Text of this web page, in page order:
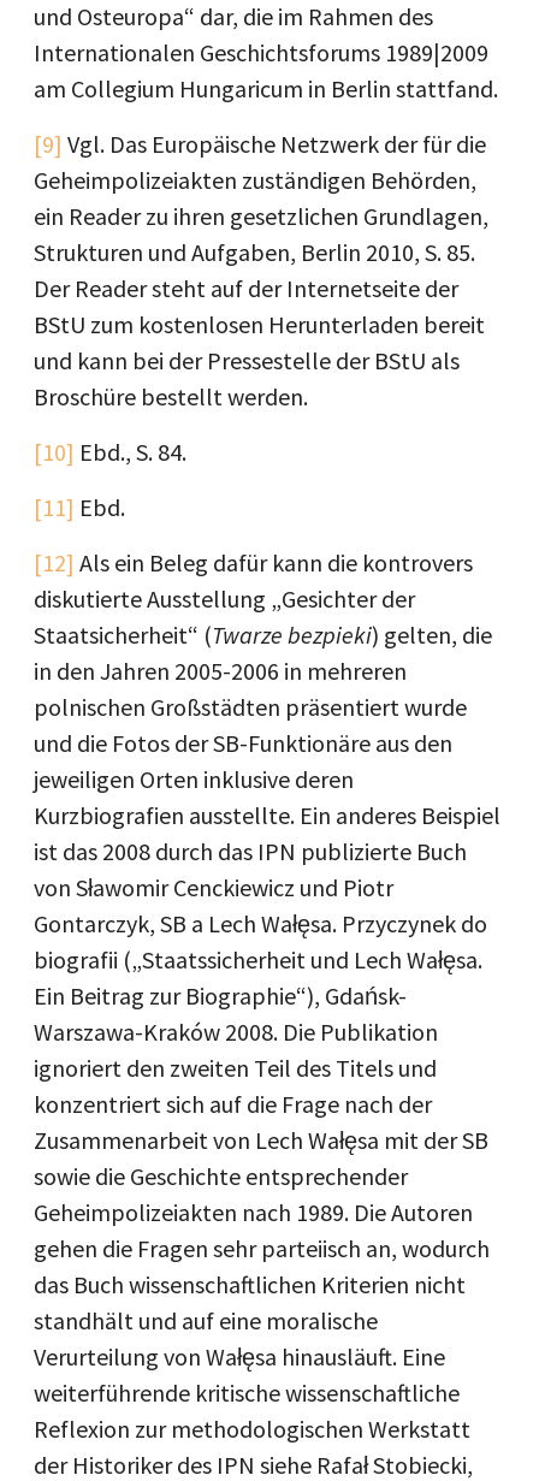
und Osteuropa“ dar, die im Rahmen des
Internationalen Geschichtsforums 1989|2009
am Collegium Hungaricum in Berlin stattfand.
[9] Vgl. Das Europäische Netzwerk der für die
Geheimpolizeiakten zuständigen Behörden,
ein Reader zu ihren gesetzlichen Grundlagen,
Strukturen und Aufgaben, Berlin 2010, S. 85.
Der Reader steht auf der Internetseite der
BStU zum kostenlosen Herunterladen bereit
und kann bei der Pressestelle der BStU als
Broschüre bestellt werden.
[10] Ebd., S. 84.
[11] Ebd.
[12] Als ein Beleg dafür kann die kontrovers
diskutierte Ausstellung „Gesichter der
Staatsicherheit“ (Twarze bezpieki) gelten, die
in den Jahren 2005-2006 in mehreren
polnischen Großstädten präsentiert wurde
und die Fotos der SB-Funktionäre aus den
jeweiligen Orten inklusive deren
Kurzbiografien ausstellte. Ein anderes Beispiel
ist das 2008 durch das IPN publizierte Buch
von Sławomir Cenckiewicz und Piotr
Gontarczyk, SB a Lech Wałęsa. Przyczynek do
biografii („Staatssicherheit und Lech Wałęsa.
Ein Beitrag zur Biographie“), Gdańsk-
Warszawa-Kraków 2008. Die Publikation
ignoriert den zweiten Teil des Titels und
konzentriert sich auf die Frage nach der
Zusammenarbeit von Lech Wałęsa mit der SB
sowie die Geschichte entsprechender
Geheimpolizeiakten nach 1989. Die Autoren
gehen die Fragen sehr parteiisch an, wodurch
das Buch wissenschaftlichen Kriterien nicht
standhält und auf eine moralische
Verurteilung von Wałęsa hinausläuft. Eine
weiterführende kritische wissenschaftliche
Reflexion zur methodologischen Werkstatt
der Historiker des IPN siehe Rafał Stobiecki,